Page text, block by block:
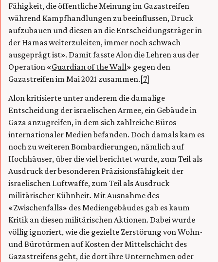
Fähigkeit, die öffentliche Meinung im Gazastreifen
während Kampfhandlungen zu beeinflussen, Druck
aufzubauen und diesen an die Entscheidungsträger in
der Hamas weiterzuleiten, immer noch schwach
ausgeprägt ist». Damit fasste Alon die Lehren aus der
Operation «Guardian of the Wall» gegen den
Gazastreifen im Mai 2021 zusammen. [7]
Alon kritisierte unter anderem die damalige
Entscheidung der israelischen Armee, ein Gebäude in
Gaza anzugreifen, in dem sich zahlreiche Büros
internationaler Medien befanden. Doch damals kam es
noch zu weiteren Bombardierungen, nämlich auf
Hochhäuser, über die viel berichtet wurde, zum Teil als
Ausdruck der besonderen Präzisionsfähigkeit der
israelischen Luftwaffe, zum Teil als Ausdruck
militärischer Kühnheit. Mit Ausnahme des
«Zwischenfalls» des Mediengebäudes gab es kaum
Kritik an diesen militärischen Aktionen. Dabei wurde
völlig ignoriert, wie die gezielte Zerstörung von Wohn-
und Bürotürmen auf Kosten der Mittelschicht des
Gazastreifens geht, die dort ihre Unternehmen oder